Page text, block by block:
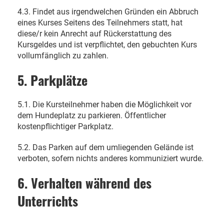
4.3. Findet aus irgendwelchen Gründen ein Abbruch
eines Kurses Seitens des Teilnehmers statt, hat
diese/r kein Anrecht auf Rückerstattung des
Kursgeldes und ist verpflichtet, den gebuchten Kurs
vollumfänglich zu zahlen.
5. Parkplätze
5.1. Die Kursteilnehmer haben die Möglichkeit vor
dem Hundeplatz zu parkieren. Öffentlicher
kostenpflichtiger Parkplatz.
5.2. Das Parken auf dem umliegenden Gelände ist
verboten, sofern nichts anderes kommuniziert wurde.
6. Verhalten während des
Unterrichts